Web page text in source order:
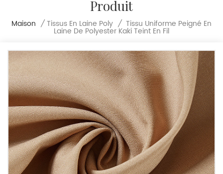
Produit
Maison / Tissus En Laine Poly / Tissu Uniforme Peigné En
Laine De Polyester Kaki Teint En Fil